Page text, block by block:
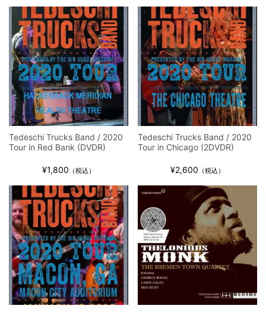
Tedeschi Trucks Band / 2020
Tour in Red Bank (DVDR)
¥1,800 （税込）
Tedeschi Trucks Band / 2020
Tour in Chicago (2DVDR)
¥2,600 （税込）